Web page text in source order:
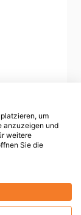
um
anzuzeigen und
weitere
Sie die